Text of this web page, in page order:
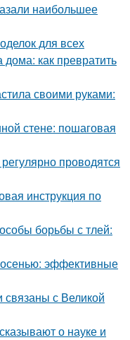
наибольшее
для всех
как превратить
своими руками:
стене: пошаговая
проводятся
инструкция по
борьбы с тлей:
осенью: эффективные
связаны с Великой
о науке и